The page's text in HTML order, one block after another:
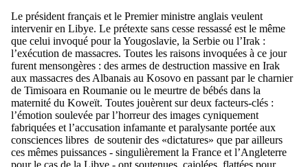
Le président français et le Premier ministre anglais veulent
intervenir en Libye. Le prétexte sans cesse ressassé est le même
que celui invoqué pour la Yougoslavie, la Serbie ou l’Irak :
l’exécution de massacres. Toutes les raisons invoquées à ce jour
furent mensongères : des armes de destruction massive en Irak
aux massacres des Albanais au Kosovo en passant par le charnier
de Timisoara en Roumanie ou le meurtre de bébés dans la
maternité du Koweït. Toutes jouèrent sur deux facteurs-clés :
l’émotion soulevée par l’horreur des images cyniquement
fabriquées et l’accusation infamante et paralysante portée aux
consciences libres de soutenir des «dictatures» que par ailleurs
ces mêmes puissances - singulièrement la France et l’Angleterre